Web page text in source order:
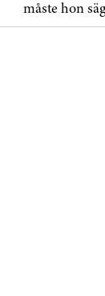
måste hon